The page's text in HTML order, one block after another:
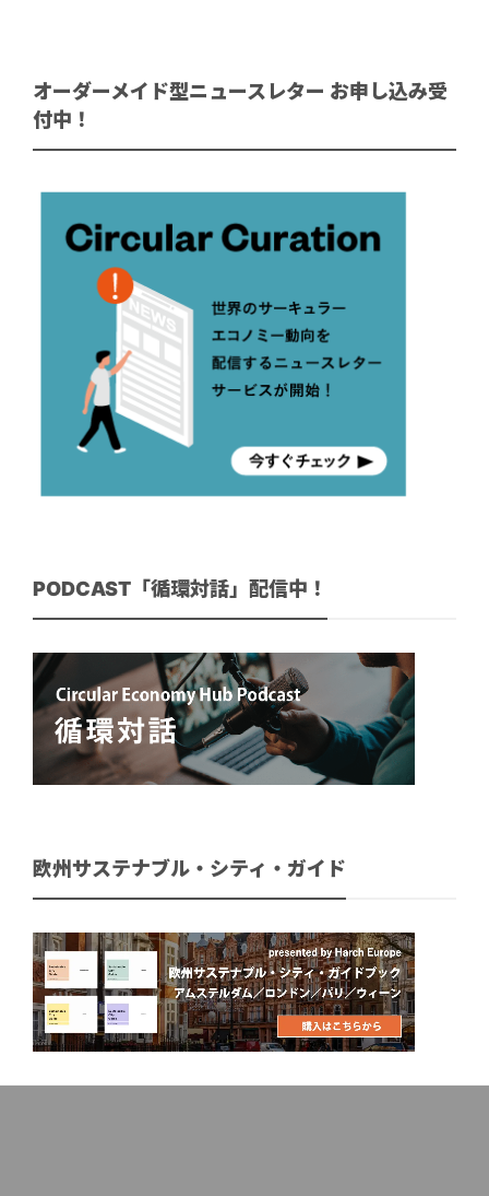
オーダーメイド型ニュースレター お申し込み受
付中！
PODCAST「循環対話」配信中！
欧州サステナブル・シティ・ガイド